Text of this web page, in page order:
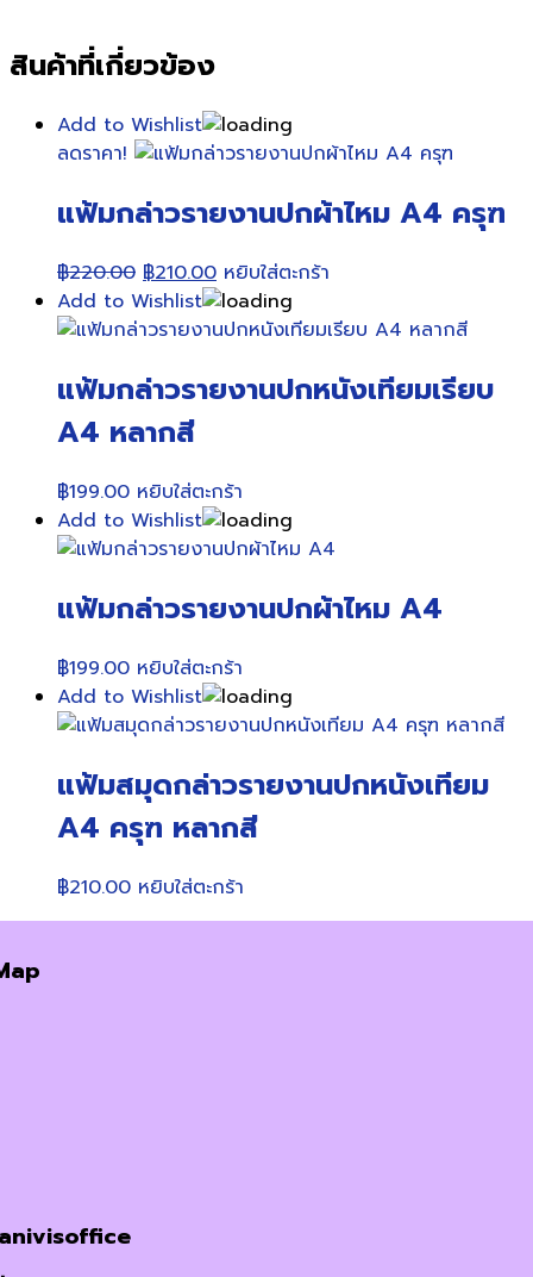
สินค้าที่เกี่ยวข้อง
Add to Wishlist
ลดราคา!
แฟ้มกล่าวรายงานปกผ้าไหม A4 ครุฑ
฿220.00 Original
price
was:
฿210.00Current
price
is:
หยิบใส่ตะกร้า
Add to Wishlist
แฟ้มกล่าวรายงานปกหนังเทียมเรียบ
A4 หลากสี
฿199.00 หยิบใส่ตะกร้า
Add to Wishlist
แฟ้มกล่าวรายงานปกผ้าไหม A4
฿199.00 หยิบใส่ตะกร้า
Add to Wishlist
แฟ้มสมุดกล่าวรายงานปกหนังเทียม
A4 ครุฑ หลากสี
฿210.00 หยิบใส่ตะกร้า